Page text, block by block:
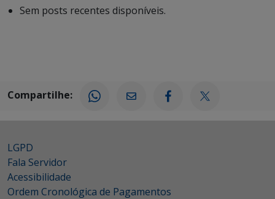
Sem posts recentes disponíveis.
Compartilhe:
LGPD
Fala Servidor
Acessibilidade
Ordem Cronológica de Pagamentos